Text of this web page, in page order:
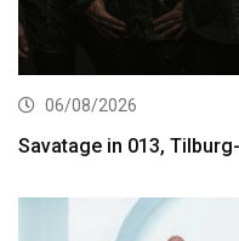
06/08/2026
Savatage in 013,